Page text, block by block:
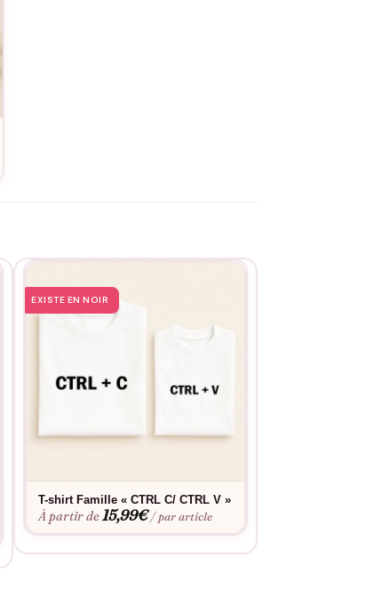
EXISTE EN NOIR
T-shirt Famille « CTRL C/ CTRL V »
À partir de15,99€ / par article